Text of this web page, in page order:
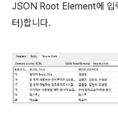
JSON Root Element에 입
터)합니다.